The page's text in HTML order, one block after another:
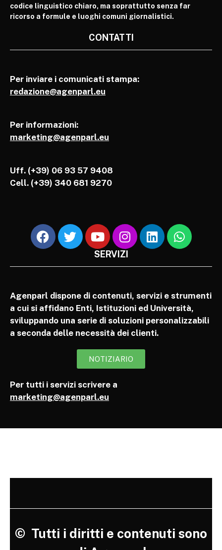
codice linguistico chiaro, ma soprattutto senza far
ricorso a formule e luoghi comuni giornalistici.
CONTATTI
Per inviare i comunicati stampa:
redazione@agenparl.eu
Per informazioni:
marketing@agenparl.eu
Uff. (+39) 06 93 57 9408
Cell. (+39) 340 681 9270
SERVIZI
Agenparl dispone di contenuti, servizi e strumenti
a cui si affidano Enti, Istituzioni ed Università,
sviluppando una serie di soluzioni personalizzabili
a seconda delle necessità dei clienti.
NOTIZIARIO
Per tutti i servizi scrivere a
marketing@agenparl.eu
© Tutti i diritti e contenuti sono